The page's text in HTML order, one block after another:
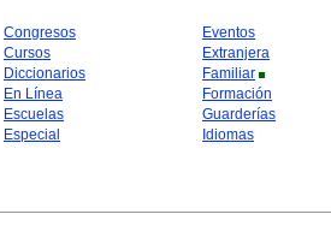
Congresos
Cursos
Diccionarios
En Línea
Escuelas
Especial
Eventos
Extranjera
Familiar
Formación
Guarderías
Idiomas